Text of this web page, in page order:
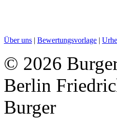
Über uns | Bewertungsvorlage |
© 2026
Berlin
Burger